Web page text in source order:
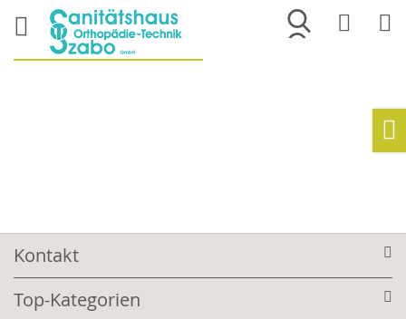
Merkliste
Kontakt
Top-Kategorien